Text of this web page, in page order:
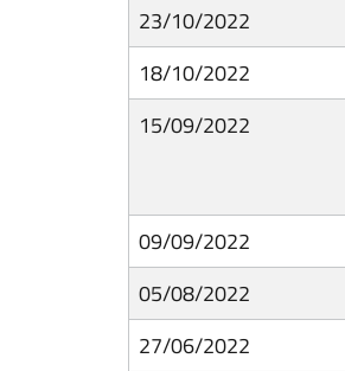
23/10/2022
18/10/2022
15/09/2022
09/09/2022
05/08/2022
27/06/2022